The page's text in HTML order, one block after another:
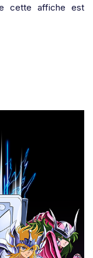
cette affiche est